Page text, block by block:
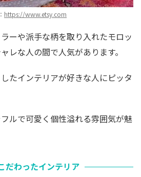
https://www.etsy.com
ーや派手な柄を取り入れたモロッ
レな人の間で人気があります。
たインテリアが好きな人にピッタ
ルで可愛く個性溢れる雰囲気が魅
だわったインテリア